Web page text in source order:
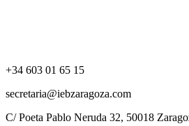
+34 603 01 65 15
secretaria@iebzaragoza.com
C/ Poeta Pablo Neruda 32, 50018